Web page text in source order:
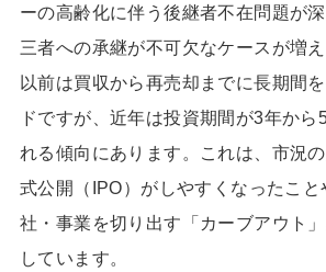
ーの高齢化に伴う後継者不在問題が
三者への承継が不可欠なケースが増え
以前は買収から再売却までに長期間
ドですが、近年は投資期間が3年から
れる傾向にあります。これは、市況
式公開（IPO）がしやすくなったこと
社・事業を切り出す「カーブアウト
しています。